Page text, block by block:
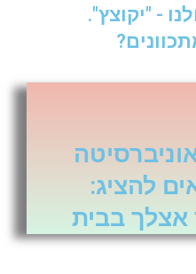
- "יקוצץ".
להציג:
אצלך בבית